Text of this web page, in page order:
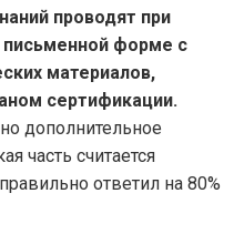
проводят при
форме с
материалов,
сертификации.
дополнительное
часть считается
ответил на 80%